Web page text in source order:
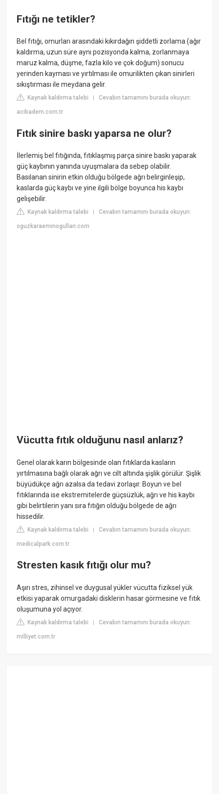
Fıtığı ne tetikler?
Bel fıtığı, omurları arasındaki kıkırdağın şiddetli zorlama (ağır
kaldırma, uzun süre aynı pozisyonda kalma, zorlanmaya
maruz kalma, düşme, fazla kilo ve çok doğum) sonucu
yerinden kayması ve yırtılması ile omurilikten çıkan sinirleri
sıkıştırması ile meydana gelir.
Kaynak kaldırma talebi |Cevabın tamamını burada okuyun:
acibadem.com.tr
Fıtık sinire baskı yaparsa ne olur?
İlerlemiş bel fıtığında, fıtıklaşmış parça sinire baskı yaparak
güç kaybının yanında uyuşmalara da sebep olabilir.
Basılanan sinirin etkin olduğu bölgede ağrı belirginleşip,
kaslarda güç kaybı ve yine ilgili bölge boyunca his kaybı
gelişebilir.
Kaynak kaldırma talebi |Cevabın tamamını burada okuyun:
oguzkaraeminogullari.com
Vücutta fıtık olduğunu nasıl anlarız?
Genel olarak karın bölgesinde olan fıtıklarda kasların
yırtılmasına bağlı olarak ağrı ve cilt altında şişlik görülür. Şişlik
büyüdükçe ağrı azalsa da tedavi zorlaşır. Boyun ve bel
fıtıklarında ise ekstremitelerde güçsüzlük, ağrı ve his kaybı
gibi belirtilerin yanı sıra fıtığın olduğu bölgede de ağrı
hissedilir.
Kaynak kaldırma talebi |Cevabın tamamını burada okuyun:
medicalpark.com.tr
Stresten kasık fıtığı olur mu?
Aşırı stres, zihinsel ve duygusal yükler vücutta fiziksel yük
etkisi yaparak omurgadaki disklerin hasar görmesine ve fıtık
oluşumuna yol açıyor.
Kaynak kaldırma talebi |Cevabın tamamını burada okuyun:
milliyet.com.tr